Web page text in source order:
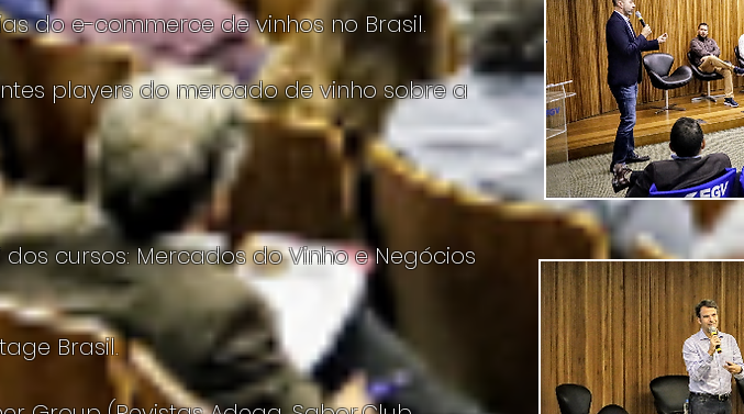
do e-commerce de vinhos no Brasil.
players do mercado de vinho sobre a
dos cursos: Mercados do Vinho e Negócios
Brasil.